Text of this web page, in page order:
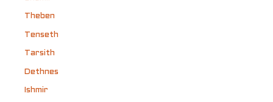
Theben
Tenseth
Tarsith
Dethnes
Ishmir